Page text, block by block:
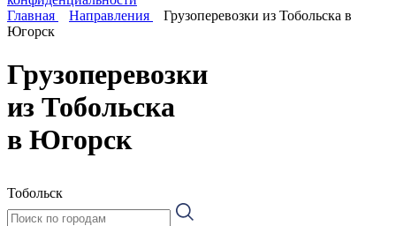
Главная
Направления
Грузоперевозки из Тобольска в
Югорск
Грузоперевозки
из Тобольска
в Югорск
Тобольск